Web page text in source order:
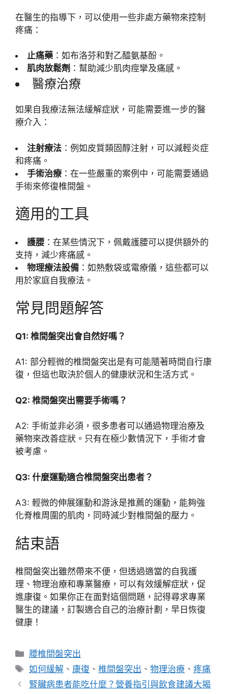
在醫生的指導下，可以使用一些非處方藥物來控制
疼痛：
止痛藥 ：如布洛芬和對乙醯氨基酚。
肌肉放鬆劑 ：幫助減少肌肉痙攣及痛感。
醫療治療
如果自我療法無法緩解症狀，可能需要進一步的醫
療介入：
注射療法 ：例如皮質類固醇注射，可以減輕炎症
和疼痛。
手術治療：在一些嚴重的案例中，可能需要通過
手術來修復椎間盤。
適用的工具
護腰 ：在某些情況下，佩戴護腰可以提供額外的
支持，減少疼痛感。
物理療法設備 ：如熱敷袋或電療儀，這些都可以
用於家庭自我療法。
常見問題解答
Q1: 椎間盤突出會自然好嗎？
A1: 部分輕微的椎間盤突出是有可能隨著時間自行康
復，但這也取決於個人的健康狀況和生活方式。
Q2: 椎間盤突出需要手術嗎？
A2: 手術並非必須，很多患者可以通過物理治療及
藥物來改善症狀。只有在極少數情況下，手術才會
被考慮。
Q3: 什麼運動適合椎間盤突出患者？
A3: 輕微的伸展運動和游泳是推薦的運動，能夠強
化脊椎周圍的肌肉，同時減少對椎間盤的壓力。
結束語
椎間盤突出雖然帶來不便，但透過適當的自我護
理、物理治療和專業醫療，可以有效緩解症狀，促
進康復。如果你正在面對這個問題，記得尋求專業
醫生的建議，訂製適合自己的治療計劃，早日恢復
健康！
分
類
腰椎間盤突出
標
籤
如何緩解 、 康復 、椎間盤突出 、物理治療 、疼痛
腎臟病患者能吃什麼？營養指引與飲食建議大揭